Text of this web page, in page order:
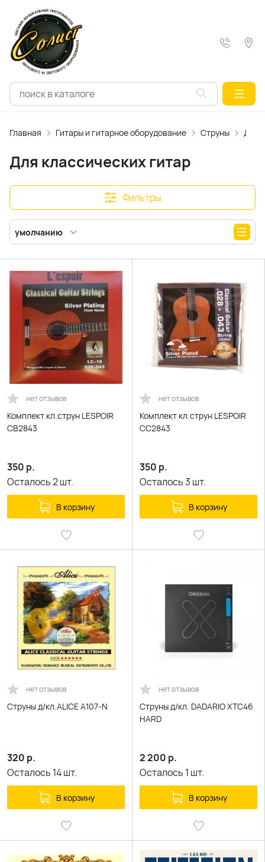
Главная Гитары и гитарное оборудование Струны Для
Для классических гитар
Фильтры
умолчанию
нет отзывов
Комплект кл.струн LESPOIR
CB2843
350 р.
Осталось2шт.
В корзину
нет отзывов
Комплект кл.струн LESPOIR
CС2843
350 р.
Осталось3 шт.
В корзину
нет отзывов
Струны д/кл.ALICE A107-N
320 р.
Осталось 14шт.
В корзину
нет отзывов
Струны д/кл. DADARIO XTC46
HARD
2 200 р.
Осталось 1 шт.
В корзину